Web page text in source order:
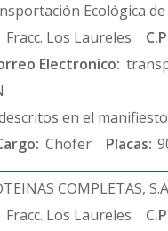
Ecológica de
Fracc. Los Laureles
Electronico:
en el
Chofer Placas:
COMPLETAS,
Fracc. Los Laureles